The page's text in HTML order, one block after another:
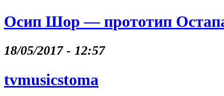
Осип Шор — прототип
18/05/2017 - 12:57
tvmusicstoma